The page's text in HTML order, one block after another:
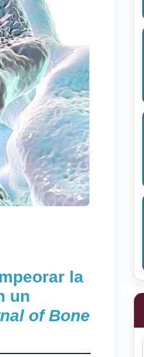
la
un
of Bone